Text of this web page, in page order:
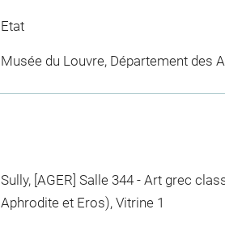
Etat
Musée du Louvre, Département des
Sully, [AGER] Salle 344 - Art grec
Aphrodite et Eros), Vitrine 1